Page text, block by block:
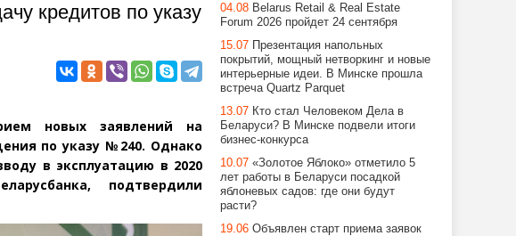
кредитов по указу
новых заявлений на
по указу № 240. Однако
в эксплуатацию в 2020
подтвердили
04.08 Belarus Retail & Real Estate
Forum 2026 пройдет 24 сентября
15.07 Презентация напольных
покрытий, мощный нетворкинг и новые
интерьерные идеи. В Минске прошла
встреча Quartz Parquet
13.07 Кто стал Человеком Дела в
Беларуси? В Минске подвели итоги
бизнес-конкурса
10.07 «Золотое Яблоко» отметило 5
лет работы в Беларуси посадкой
яблоневых садов: где они будут
расти?
19.06 Объявлен старт приема заявок